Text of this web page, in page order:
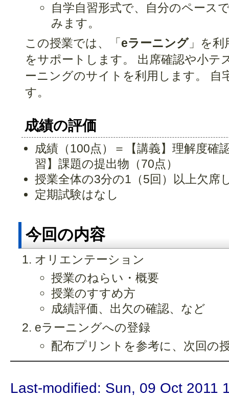
自学自習形式で、自分のペース
みます。
この授業では、「 eラーニング」を利
をサポートします。 出席確認や小テ
ーニングのサイトを利用します。 自
す。
成績の評価
成績（100点）＝【講義】理解度確
習】課題の提出物（70点）
授業全体の3分の1（5回）以上欠席
定期試験はなし
今回の内容
オリエンテーション
授業のねらい・概要
授業のすすめ方
成績評価、出欠の確認、など
eラーニングへの登録
配布プリントを参考に、次回の
Last-modified: Sun, 09 Oct 2011